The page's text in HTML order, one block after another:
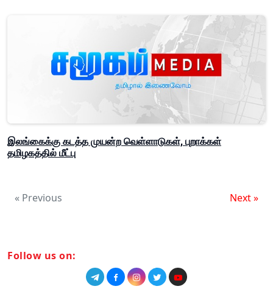
இலங்கைக்கு கடத்த முயன்ற வெள்ளாடுகள், புறாக்கள்
தமிழகத்தில் மீட்பு
« Previous Next »
Follow us on: